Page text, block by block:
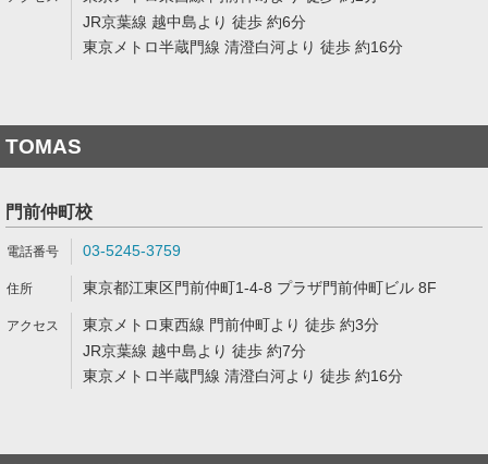
JR京葉線 越中島より 徒歩 約6分
東京メトロ半蔵門線 清澄白河より 徒歩 約16分
TOMAS
門前仲町校
03-5245-3759
東京都江東区門前仲町1-4-8 プラザ門前仲町ビル 8F
東京メトロ東西線 門前仲町より 徒歩 約3分
JR京葉線 越中島より 徒歩 約7分
東京メトロ半蔵門線 清澄白河より 徒歩 約16分